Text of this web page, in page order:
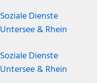
Soziale Dienste
Untersee & Rhein
Soziale Dienste
Untersee & Rhein